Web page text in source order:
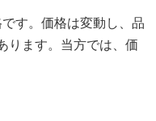
す。価格は変動し、品
ります。当方では、価